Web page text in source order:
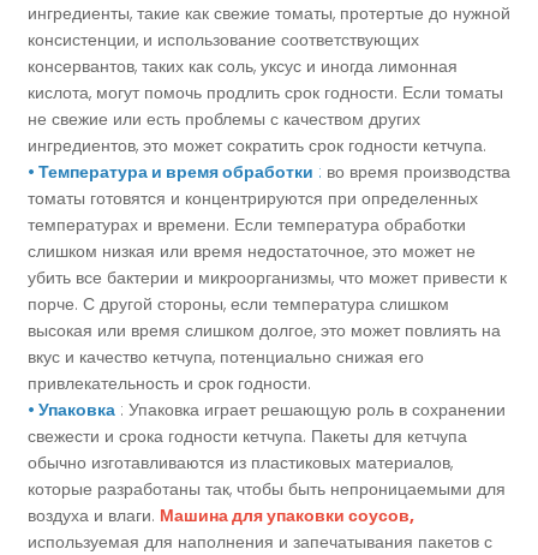
ингредиенты, такие как свежие томаты, протертые до нужной
консистенции, и использование соответствующих
консервантов, таких как соль, уксус и иногда лимонная
кислота, могут помочь продлить срок годности. Если томаты
не свежие или есть проблемы с качеством других
ингредиентов, это может сократить срок годности кетчупа.
• Температура и время обработки : во время производства
томаты готовятся и концентрируются при определенных
температурах и времени. Если температура обработки
слишком низкая или время недостаточное, это может не
убить все бактерии и микроорганизмы, что может привести к
порче. С другой стороны, если температура слишком
высокая или время слишком долгое, это может повлиять на
вкус и качество кетчупа, потенциально снижая его
привлекательность и срок годности.
• Упаковка : Упаковка играет решающую роль в сохранении
свежести и срока годности кетчупа. Пакеты для кетчупа
обычно изготавливаются из пластиковых материалов,
которые разработаны так, чтобы быть непроницаемыми для
воздуха и влаги. Машина для упаковки соусов,
используемая для наполнения и запечатывания пакетов с